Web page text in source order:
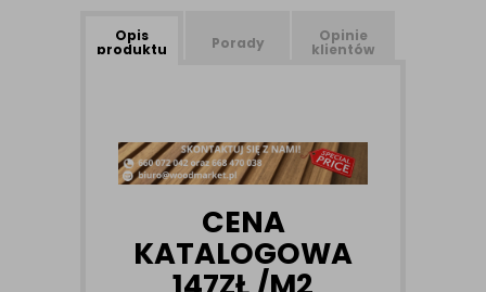
Opis
produktu Porady Opinie
klientów
CENA
KATALOGOWA